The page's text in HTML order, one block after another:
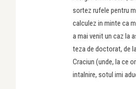
sortez rufele pentru
calculez in minte ca
a mai venit un caz la
teza de doctorat, de
Craciun (unde, la ce
intalnire, sotul imi